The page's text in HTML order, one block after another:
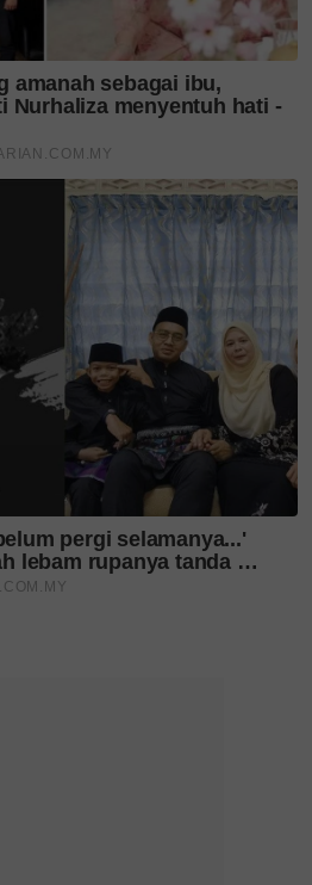
Tun Mahathir, Tun Hasmah
genap 70 tahun bersama,
pernah...
6 kali tukar sekolah bukan
halangan, Azu Shahadan
bimbing...